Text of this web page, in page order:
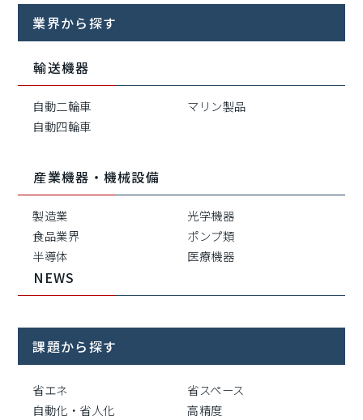
業界から探す
輸送機器
自動二輪車
マリン製品
自動四輪車
産業機器・機械設備
製造業
光学機器
食品業界
ポンプ類
半導体
医療機器
NEWS
課題から探す
省エネ
省スペース
自動化・省人化
高精度